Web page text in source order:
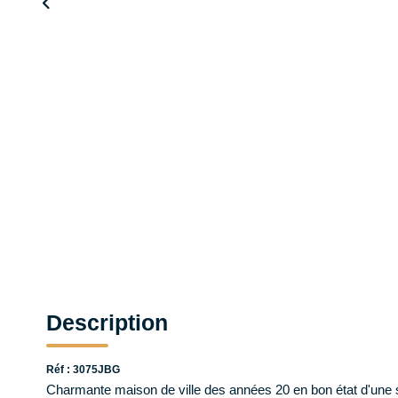
Description
Réf : 3075JBG
Charmante maison de ville des années 20 en bon état